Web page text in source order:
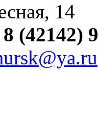
14
8 (42142)